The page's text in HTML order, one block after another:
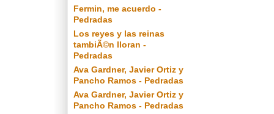
Fermin, me acuerdo -
Pedradas
Los reyes y las reinas
tambiÃ©n lloran -
Pedradas
Ava Gardner, Javier Ortiz y
Pancho Ramos - Pedradas
Ava Gardner, Javier Ortiz y
Pancho Ramos - Pedradas